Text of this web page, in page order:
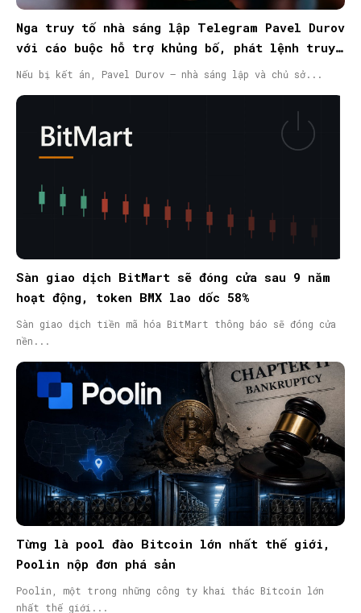
Nga truy tố nhà sáng lập Telegram Pavel Durov
với cáo buộc hỗ trợ khủng bố, phát lệnh truy
nã quốc tế
Nếu bị kết án, Pavel Durov – nhà sáng lập và chủ sở...
Sàn giao dịch BitMart sẽ đóng cửa sau 9 năm
hoạt động, token BMX lao dốc 58%
Sàn giao dịch tiền mã hóa BitMart thông báo sẽ đóng cửa
nền...
Từng là pool đào Bitcoin lớn nhất thế giới,
Poolin nộp đơn phá sản
Poolin, một trong những công ty khai thác Bitcoin lớn
nhất thế giới...